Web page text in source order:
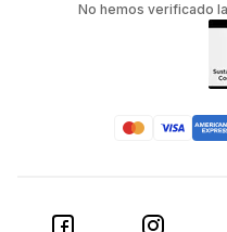
No hemos verificado